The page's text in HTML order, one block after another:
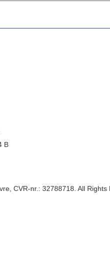
B
CVR-nr.: 32788718. All Rights